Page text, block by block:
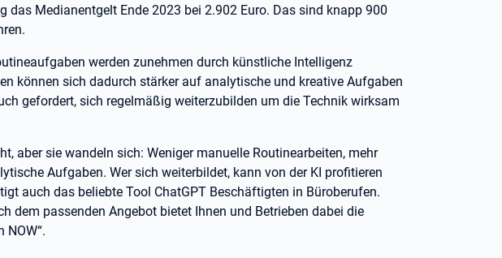
das Medianentgelt Ende 2023 bei 2.902 Euro. Das sind knapp 900
werden zunehmen durch künstliche Intelligenz
können sich dadurch stärker auf analytische und kreative Aufgaben
gefordert, sich regelmäßig weiterzubilden um die Technik wirksam
aber sie wandeln sich: Weniger manuelle Routinearbeiten, mehr
Aufgaben. Wer sich weiterbildet, kann von der KI profitieren
auch das beliebte Tool ChatGPT Beschäftigten in Büroberufen.
dem passenden Angebot bietet Ihnen und Betrieben dabei die
NOW“.